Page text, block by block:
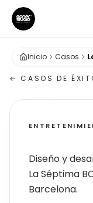
Inicio Casos
← CASOS DE
Diseño y
La Séptima
Barcelona.